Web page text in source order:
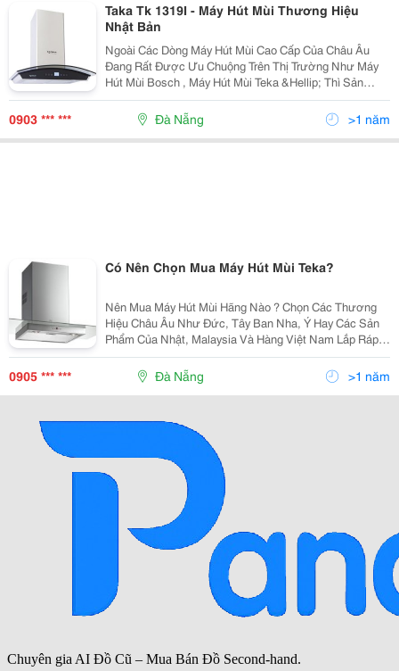
Taka Tk 1319I - Máy Hút Mùi Thương Hiệu
Nhật Bản
Ngoài Các Dòng Máy Hút Mùi Cao Cấp Của Châu Âu
Đang Rất Được Ưu Chuộng Trên Thị Trường Như Máy
Hút Mùi Bosch , Máy Hút Mùi Teka &Hellip; Thì Sản
Phẩm Hút Khử Mùi Của Taka Cũng Đang Được Nhiều
Chị Em Nội Trợ Việt Nam Tin Tưởng Và Sử Dụng. Taka
0903 *** *** Đà Nẵng >1 năm
Có Nên Chọn Mua Máy Hút Mùi Teka?
Nên Mua Máy Hút Mùi Hãng Nào ? Chọn Các Thương
Hiệu Châu Âu Như Đức, Tây Ban Nha, Ý Hay Các Sản
Phẩm Của Nhật, Malaysia Và Hàng Việt Nam Lắp Ráp?
Vâng, Thế Giới Máy Hút Mùi Có Vô Vàng Kiểu Dáng,
Thương Hiệu Và Giá Cả Khác Nhau Như Thế Nên Sẽ
Gây Khôn
0905 *** *** Đà Nẵng >1 năm